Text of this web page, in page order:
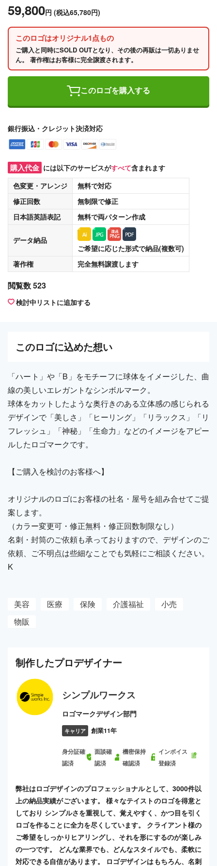
59,800円 (税込65,780円)
このロゴはオリジナル1点もの
ご購入と同時にSOLD OUTとなり、その後の再販は一切ありませ
ん。 著作権はお客様に完全譲渡されます。
このロゴを購入する
銀行振込・クレジット決済対応
購入代金 には以下のサービスがすべて含まれます
色変更・アレンジ
無料で対応
修正回数
無制限で修正
日本語英語表記
無料で両パターン作成
データ納品
ご希望に応じた形式で納品(複数可)
著作権
完全無料譲渡します
閲覧数 523
検討中リストに追加する
このロゴに込めた想い
「ハート」や「B」をモチーフに球体をイメージした、曲
線の美しいエレガントなシンボルマーク。
球体をカットしたような奥行きのある立体感の感じられる
デザインで「美しさ」「ヒーリング」「リラックス」「リ
フレッシュ」「神秘」「生命力」などのイメージをアピー
ルしたロゴマークです。
【ご購入を検討のお客様へ】
オリジナルのロゴにお客様の社名・屋号を組み合せてご提
案します。
（カラー変更可・修正無料・修正回数制限なし）
名刺・封筒のご依頼も承っておりますので、デザインのご
依頼、ご不明点は些細なことでも気軽にご相談ください。
K
美容 医療 保険 介護福祉
小売
物販
制作したプロデザイナー
シンプルワークス
ロゴマークデザイン部門
キャリア 創業11年
身分証確
認済
面談確
認済
機密保持
確認済
インボイス
登録済
弊社はロゴデザインのプロフェッショナルとして、3000件以
上の納品実績がございます。 様々なテイストのロゴを得意と
しており シンプルさを重視して、覚えやすく、かつ目を引く
ロゴを作ることに全力を尽くしています。 クライアント様の
ご希望をしっかりヒアリングし、それを形にするのが楽しみ
の一つです。 どんな業界でも、どんなスタイルでも、柔軟に
対応できる自信があります。 ロゴデザインはもちろん、名刺